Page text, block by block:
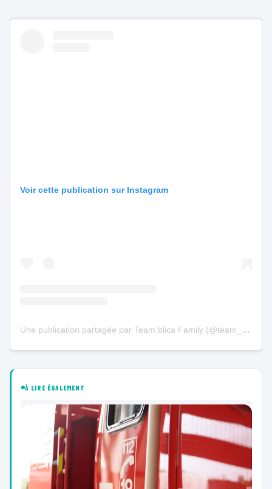
Voir cette publication sur Instagram
Une publication partagée par Team blica Family (@team_blica_family)
À LIRE ÉGALEMENT